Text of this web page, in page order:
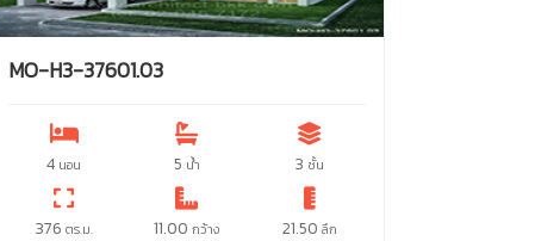
MO-H3-37601.03
4 นอน 5 น้ำ 3 ชั้น
376 ตร.ม. 11.00กว้าง 21.50ลึก